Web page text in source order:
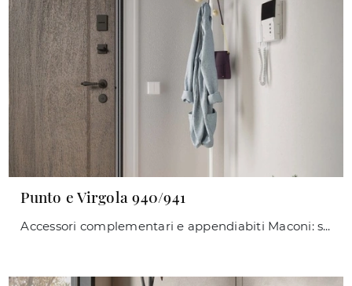
Punto e Virgola 940/941
Accessori complementari e appendiabiti Maconi: scopri come completare i tuoi locali moderni con il modello Punto e Virgola 940/941.